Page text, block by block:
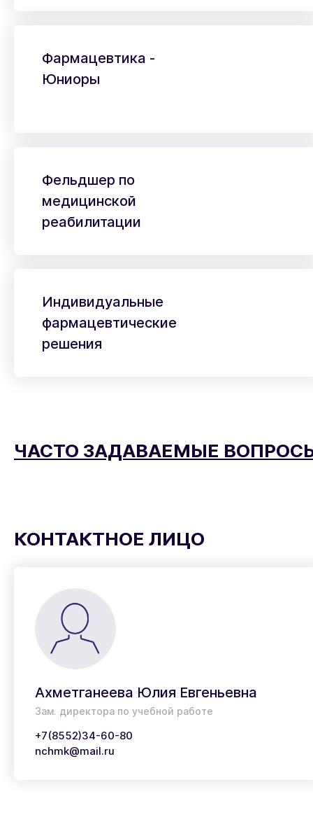
Фармацевтика -
Юниоры
Фельдшер по
медицинской
реабилитации
Индивидуальные
фармацевтические
решения
ЧАСТО ЗАДАВАЕМЫЕ
КОНТАКТНОЕ ЛИЦО
Ахметганеева Юлия Евгеньевна
Зам. директора по учебной работе
+7(8552)34-60-80
nchmk@mail.ru